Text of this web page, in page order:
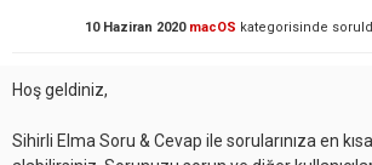
10 Haziran 2020 macOS kategorisinde
Hoş geldiniz,
Sihirli Elma Soru & Cevap ile sorularınıza en